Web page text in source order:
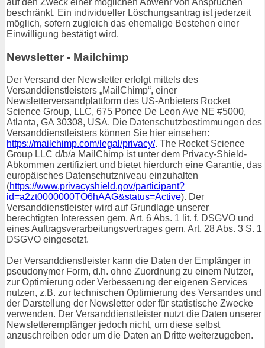
beschränkt. Ein individueller Löschungsantrag ist jederzeit
möglich, sofern zugleich das ehemalige Bestehen einer
Einwilligung bestätigt wird.
Newsletter - Mailchimp
Der Versand der Newsletter erfolgt mittels des
Versanddienstleisters „MailChimp“, einer
Newsletterversandplattform des US-Anbieters Rocket
Science Group, LLC, 675 Ponce De Leon Ave NE #5000,
Atlanta, GA 30308, USA. Die Datenschutzbestimmungen des
Versanddienstleisters können Sie hier einsehen:
https://mailchimp.com/legal/privacy/. The Rocket Science
Group LLC d/b/a MailChimp ist unter dem Privacy-Shield-
Abkommen zertifiziert und bietet hierdurch eine Garantie, das
europäisches Datenschutzniveau einzuhalten
(https://www.privacyshield.gov/participant?
id=a2zt0000000TO6hAAG&status=Active). Der
Versanddienstleister wird auf Grundlage unserer
berechtigten Interessen gem. Art. 6 Abs. 1 lit. f. DSGVO und
eines Auftragsverarbeitungsvertrages gem. Art. 28 Abs. 3 S. 1
DSGVO eingesetzt.
Der Versanddienstleister kann die Daten der Empfänger in
pseudonymer Form, d.h. ohne Zuordnung zu einem Nutzer,
zur Optimierung oder Verbesserung der eigenen Services
nutzen, z.B. zur technischen Optimierung des Versandes und
der Darstellung der Newsletter oder für statistische Zwecke
verwenden. Der Versanddienstleister nutzt die Daten unserer
Newsletterempfänger jedoch nicht, um diese selbst
anzuschreiben oder um die Daten an Dritte weiterzugeben.